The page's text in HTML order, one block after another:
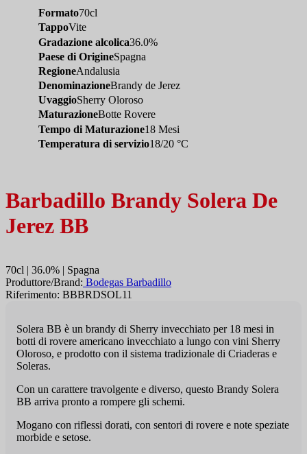
Formato70cl
TappoVite
Gradazione alcolica36.0%
Paese di OrigineSpagna
RegioneAndalusia
DenominazioneBrandy de Jerez
UvaggioSherry Oloroso
MaturazioneBotte Rovere
Tempo di Maturazione18 Mesi
Temperatura di servizio18/20 °C
Barbadillo Brandy Solera De
Jerez BB
70cl | 36.0% | Spagna
Produttore/Brand: Bodegas Barbadillo
Riferimento: BBBRDSOL11
Solera BB è un brandy di Sherry invecchiato per 18 mesi in
botti di rovere americano invecchiato a lungo con vini Sherry
Oloroso, e prodotto con il sistema tradizionale di Criaderas e
Soleras.
Con un carattere travolgente e diverso, questo Brandy Solera
BB arriva pronto a rompere gli schemi.
Mogano con riflessi dorati, con sentori di rovere e note speziate
morbide e setose.